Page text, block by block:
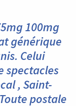
100mg
générique
Celui
spectacles
, Saint-
postale